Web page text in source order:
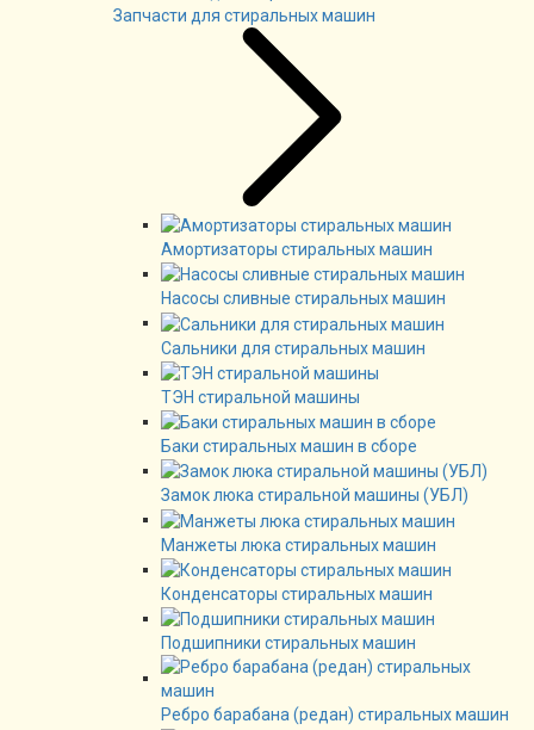
Запчасти для стиральных машин
Амортизаторы стиральных машин
Насосы сливные стиральных машин
Сальники для стиральных машин
ТЭН стиральной машины
Баки стиральных машин в сборе
Замок люка стиральной машины (УБЛ)
Манжеты люка стиральных машин
Конденсаторы стиральных машин
Подшипники стиральных машин
Ребро барабана (редан) стиральных машин